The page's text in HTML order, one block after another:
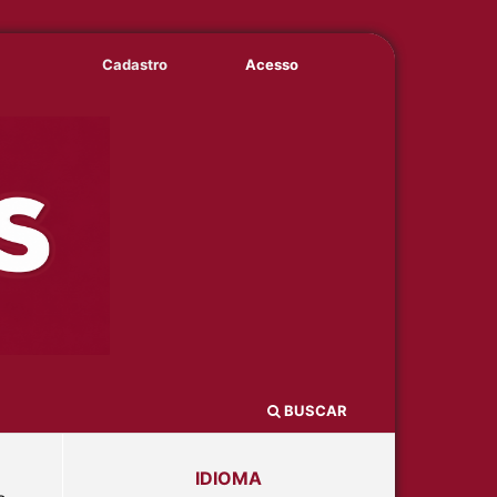
BUSCAR
Cadastro Acesso
IDIOMA